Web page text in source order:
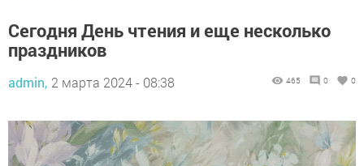
Сегодня День чтения и еще несколько
праздников
admin, 2 марта 2024 - 08:38 465 0 0